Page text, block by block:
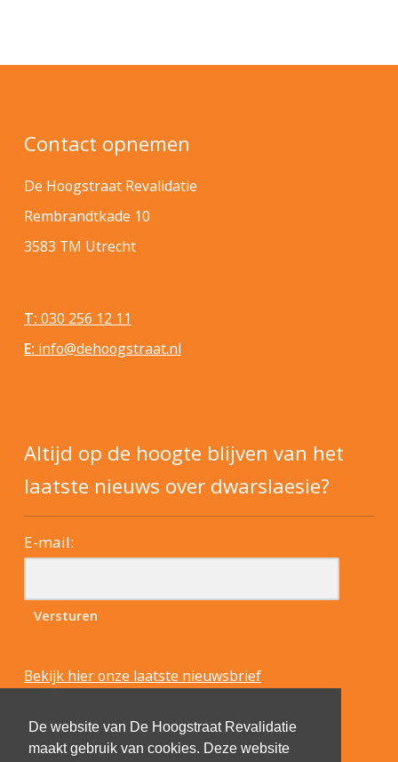
De website van De Hoogstraat Revalidatie
maakt gebruik van cookies. Deze website
Contact opnemen
De Hoogstraat Revalidatie
Rembrandtkade 10
3583 TM Utrecht
T: 030 256 12 11
E: info@dehoogstraat.nl
Altijd op de hoogte blijven van het
laatste nieuws over dwarslaesie?
E-mail:
Bekijk hier onze laatste nieuwsbrief